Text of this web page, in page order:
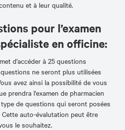
et à leur qualité.
pour l’examen
en officine:
d'accéder à 25 questions
ne seront plus utilisées
avez ainsi la possibilité de vous
prendra l'examen de pharmacien
de questions qui seront posées
auto-évalutation peut être
le souhaitez.